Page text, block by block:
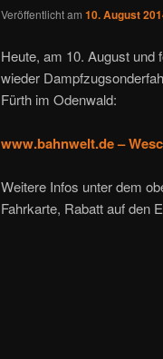
Veröffentlicht am 10. August
Heute, am 10. August und
wieder
Fürth im Odenwald:
www.bahnwelt.de –
Weitere Infos unter dem
Fahrkarte, Rabatt auf den